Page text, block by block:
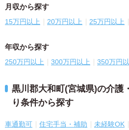
月収から探す
15万円以上 20万円以上 25万円以上
年収から探す
250万円以上 300万円以上 350万円
黒川郡大和町(宮城県)の介護
り条件から探す
車通勤可 住宅手当・補助 未経験OK